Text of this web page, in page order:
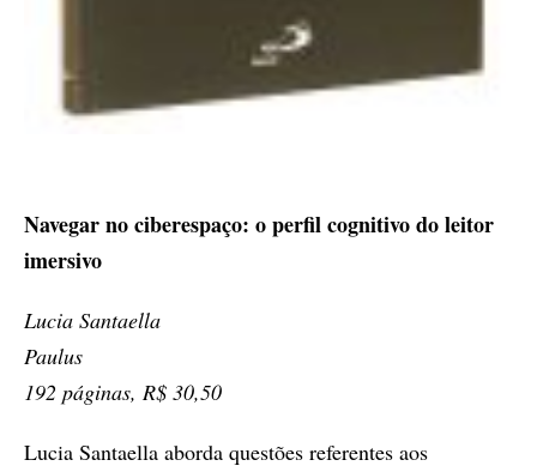
Navegar no ciberespaço: o perfil cognitivo do leitor
imersivo
Lucia Santaella
Paulus
192 páginas, R$ 30,50
Lucia Santaella aborda questões referentes aos